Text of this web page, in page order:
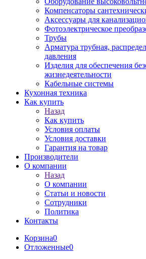
Компенсаторы
Аксессуары для
Фотоэлектрическое
Трубы
Арматура трубная,
давления
Изделия для обеспечения
жизнедеятельности
Кабельные системы
Кухонная техника
Как купить
Назад
Как купить
Условия оплаты
Условия доставки
Гарантия на товар
Производители
О компании
Назад
О компании
Статьи и новости
Сотрудники
Политика
Контакты
Корзина0
Отложенные0